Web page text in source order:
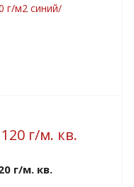
г/м2 синий/
г/м. кв.